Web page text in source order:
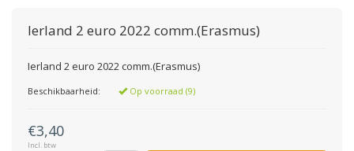
Ierland 2 euro 2022 comm.(Erasmus)
Ierland 2 euro 2022 comm.(Erasmus)
Beschikbaarheid: Op voorraad (9)
€3,40
Incl. btw